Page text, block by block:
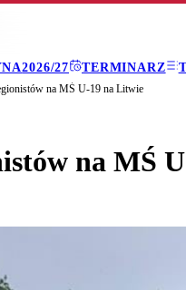
2026/27 TERMINARZ
na MŚ U-19 na Litwie
na MŚ